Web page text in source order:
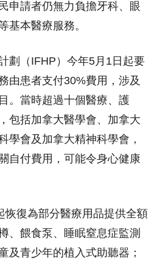
申請者仍無力負擔牙科、眼
基本醫療服務。
劃（IFHP）今年5月1日起要
由患者支付30%費用，涉及
。當時超過十個醫療、護
包括加拿大醫學會、加拿大
學會及加拿大精神科學會，
自付費用，可能令身心健康
恢復為部分醫療用品提供全額
、餵食泵、睡眠窒息症監測
及青少年的植入式助聽器；